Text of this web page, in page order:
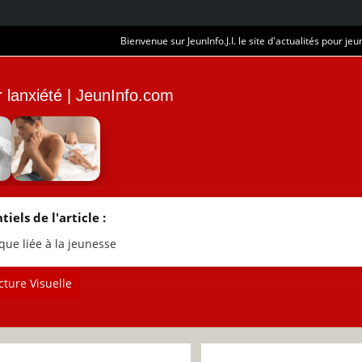
Bienvenue sur JeunInfo.J.I. le site d'actualités pour
lanxiété | JeunInfo.com
de l'article :
liée à la jeunesse
Visuelle